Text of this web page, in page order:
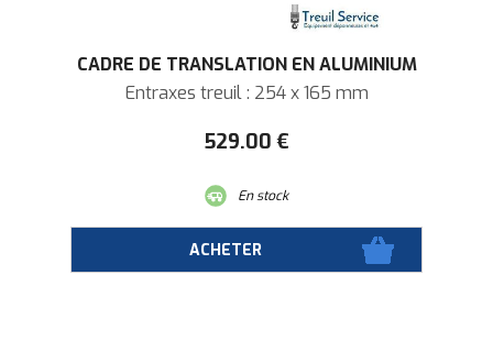
CADRE DE TRANSLATION EN ALUMINIUM
Entraxes treuil : 254 x 165 mm
529.00 €
En stock